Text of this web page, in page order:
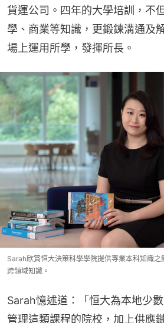
貨運公司。四年的大學培訓，不
學、商業等知識，更鍛鍊溝通及
場上運用所學，發揮所長。
Sarah欣賞恒大決策科學學院提供專業本科知識
跨領域知識。
Sarah憶述道：「恒大為本地少
管理這類課程的院校，加上供應